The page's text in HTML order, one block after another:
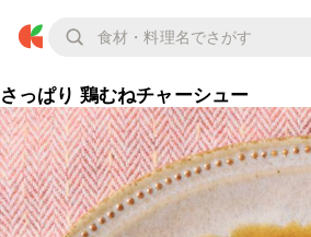
さっぱり 鶏むねチャーシュー